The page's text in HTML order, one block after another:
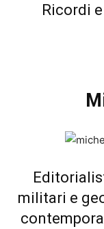
Ricordi
militari e